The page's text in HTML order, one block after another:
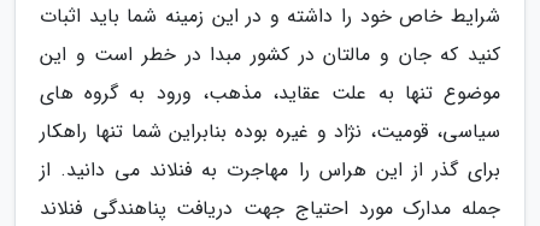
شرایط خاص خود را داشته و در این زمینه شما باید اثبات
کنید که جان و مالتان در کشور مبدا در خطر است و این
موضوع تنها به علت عقاید، مذهب، ورود به گروه های
سیاسی، قومیت، نژاد و غیره بوده بنابراین شما تنها راهکار
برای گذر از این هراس را مهاجرت به فنلاند می دانید. از
جمله مدارک مورد احتیاج جهت دریافت پناهندگی فنلاند